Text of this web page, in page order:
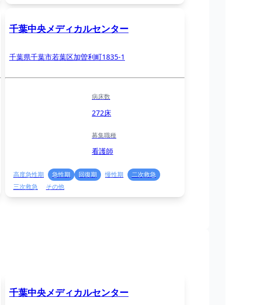
千葉中央メディカルセンター
千葉県千葉市若葉区加曽利町1835-1
病床数
272床
募集職種
看護師
高度急性期 急性期 回復期 慢性期
二次救急
三次救急
その他
千葉中央メディカルセンター